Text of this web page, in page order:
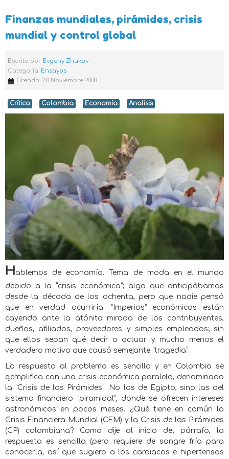
Finanzas mundiales, pirámides, crisis
mundial y control global
Escrito por Evgeny Zhukov
Categoría: Ensayos
Creado: 28 Noviembre 2008
Crítica Colombia Economía Analísis
Hablemos de economía. Tema de moda en el mundo
debido a la “crisis económica”; algo que anticipábamos
desde la década de los ochenta, pero que nadie pensó
que en verdad ocurriría. “Imperios” económicos están
cayendo ante la atónita mirada de los contribuyentes,
dueños, afiliados, proveedores y simples empleados; sin
que ellos sepan qué decir o actuar y mucho menos el
verdadero motivo que causó semejante “tragedia”.
La respuesta al problema es sencilla y en Colombia se
ejemplifica con una crisis económica paralela, denominada
la “Crisis de las Pirámides”. No las de Egipto, sino las del
sistema financiero “piramidal”, donde se ofrecen intereses
astronómicos en pocos meses. ¿Qué tiene en común la
Crisis Financiera Mundial (CFM) y la Crisis de las Pirámides
(CP) colombiana? Como dije al inicio del párrafo, la
respuesta es sencilla (pero requiere de sangre fría para
conocerla, así que sugiero a los cardiacos e hipertensos